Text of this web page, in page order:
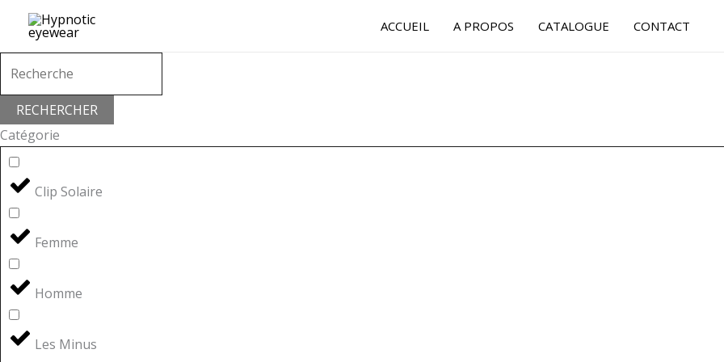
contenu
ACCUEIL A PROPOS CATALOGUE CONTACT
RECHERCHER
Catégorie
Clip Solaire
Femme
Homme
Les Minus